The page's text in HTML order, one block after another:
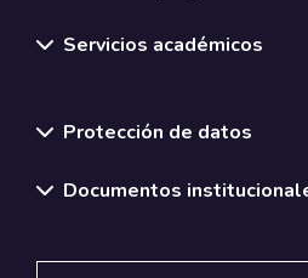
Servicios académicos
Protección de datos
Documentos